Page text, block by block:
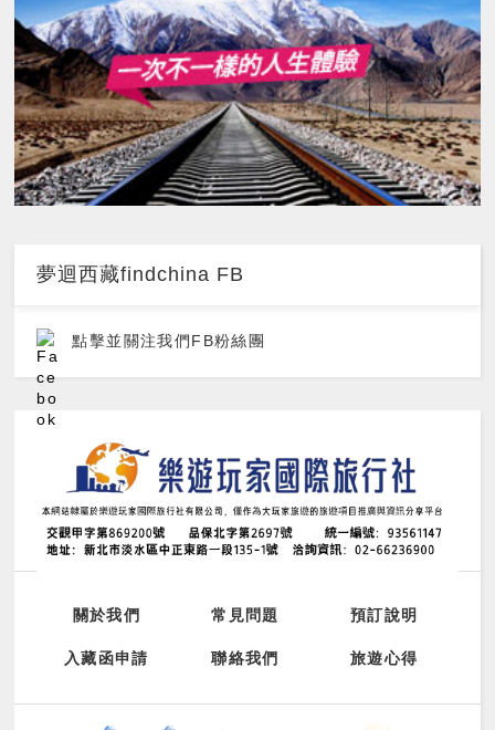
夢迴西藏findchina FB
點擊並關注我們FB粉絲團
關於我們 常見問題 預訂說明
入藏函申請 聯絡我們 旅遊心得